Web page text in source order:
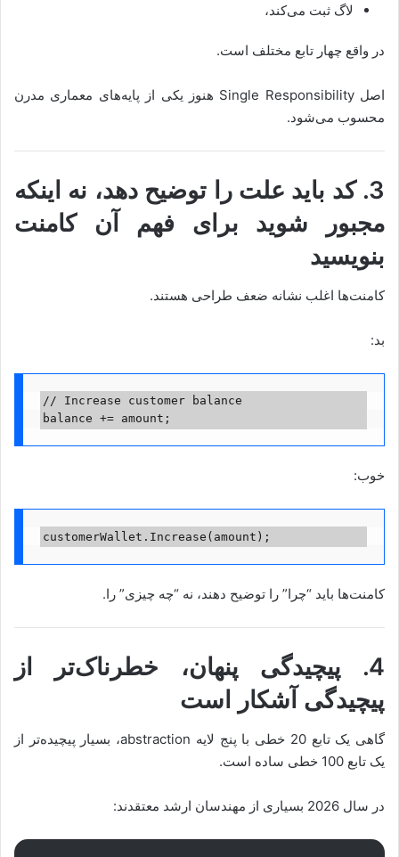
لاگ ثبت می‌کند،
در واقع چهار تابع مختلف است.
اصل Single Responsibility هنوز یکی از پایه‌های معماری مدرن
محسوب می‌شود.
3. کد باید علت را توضیح دهد، نه اینکه
مجبور شوید برای فهم آن کامنت
بنویسید
کامنت‌ها اغلب نشانه ضعف طراحی هستند.
بد:
// Increase customer balance
balance += amount;
خوب:
customerWallet.Increase(amount);
کامنت‌ها باید “چرا” را توضیح دهند، نه “چه چیزی” را.
4. پیچیدگی پنهان، خطرناک‌تر از
پیچیدگی آشکار است
گاهی یک تابع 20 خطی با پنج لایه abstraction، بسیار پیچیده‌تر از
یک تابع 100 خطی ساده است.
در سال 2026 بسیاری از مهندسان ارشد معتقدند: